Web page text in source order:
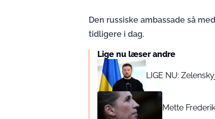
Den russiske ambassade så
tidligere i dag.
Lige nu læser andre
LIGE NU:
Mette